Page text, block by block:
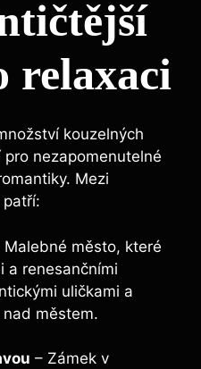
relaxaci
kouzelných
nezapomenutelné
Mezi
Malebné město, které
a renesančními
uličkami a
městem.
– Zámek v